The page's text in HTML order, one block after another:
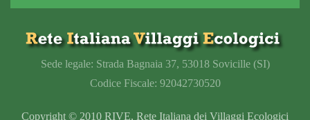
Sede legale: Strada Bagnaia 37, 53018 Sovicille (SI)
Codice Fiscale: 92042730520
Copyright © 2010 RIVE, Rete Italiana dei Villaggi Ecologici